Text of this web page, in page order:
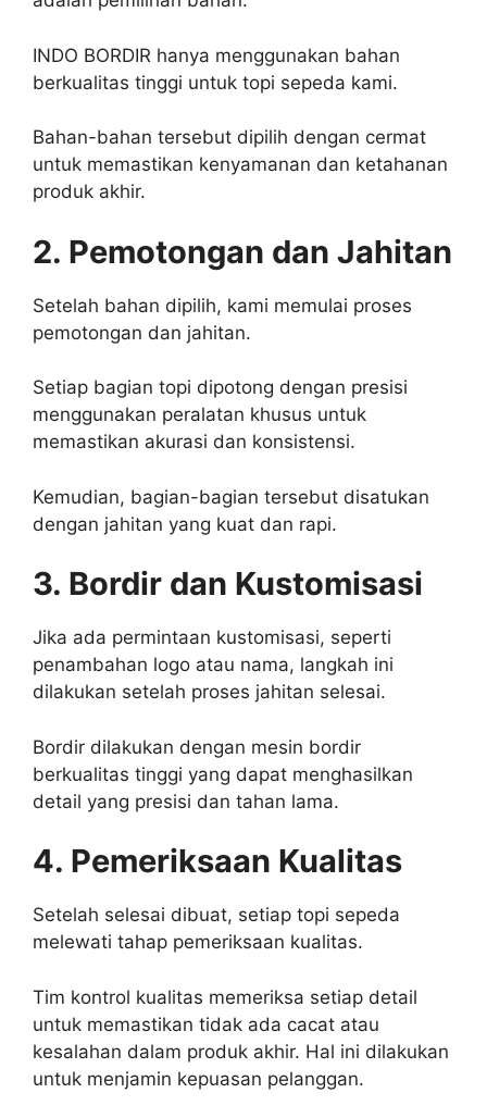
INDO BORDIR hanya menggunakan bahan
berkualitas tinggi untuk topi sepeda kami.
Bahan-bahan tersebut dipilih dengan cermat
untuk memastikan kenyamanan dan ketahanan
produk akhir.
2. Pemotongan dan Jahitan
Setelah bahan dipilih, kami memulai proses
pemotongan dan jahitan.
Setiap bagian topi dipotong dengan presisi
menggunakan peralatan khusus untuk
memastikan akurasi dan konsistensi.
Kemudian, bagian-bagian tersebut disatukan
dengan jahitan yang kuat dan rapi.
3. Bordir dan Kustomisasi
Jika ada permintaan kustomisasi, seperti
penambahan logo atau nama, langkah ini
dilakukan setelah proses jahitan selesai.
Bordir dilakukan dengan mesin bordir
berkualitas tinggi yang dapat menghasilkan
detail yang presisi dan tahan lama.
4. Pemeriksaan Kualitas
Setelah selesai dibuat, setiap topi sepeda
melewati tahap pemeriksaan kualitas.
Tim kontrol kualitas memeriksa setiap detail
untuk memastikan tidak ada cacat atau
kesalahan dalam produk akhir. Hal ini dilakukan
untuk menjamin kepuasan pelanggan.